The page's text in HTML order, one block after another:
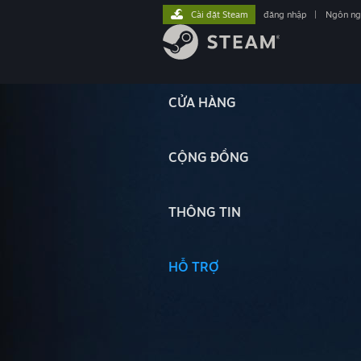
CỬA HÀNG
CỘNG ĐỒNG
THÔNG TIN
HỖ TRỢ
Cài đặt Steam đăng nhập Ngôn